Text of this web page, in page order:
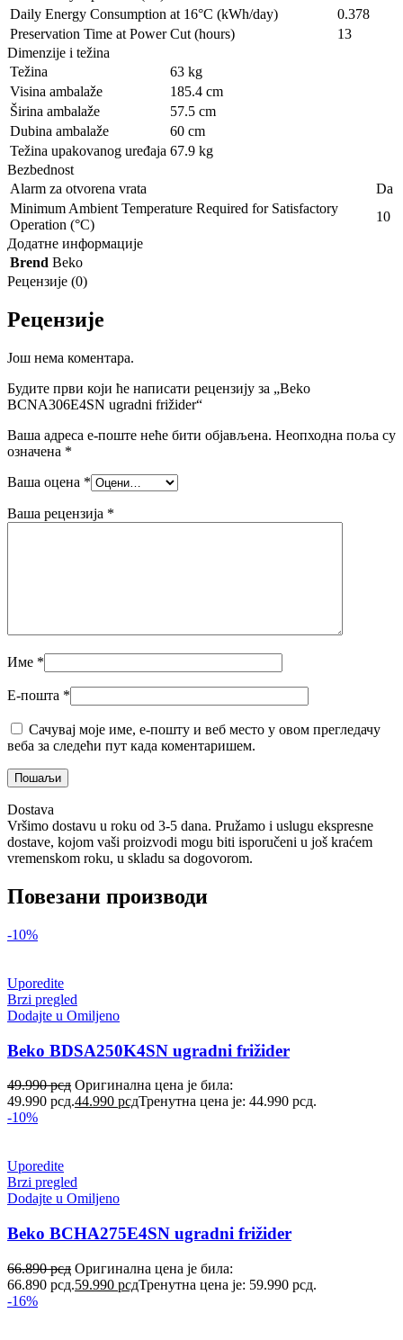
Daily Energy Consumption at 16°C (kWh/day)
0.378
Preservation Time at Power Cut (hours)
13
Dimenzije i težina
Težina
63 kg
Visina ambalaže
185.4 cm
Širina ambalaže
57.5 cm
Dubina ambalaže
60 cm
Težina upakovanog uređaja 67.9 kg
Bezbednost
Alarm za otvorena vrata
Da
Minimum Ambient Temperature Required for Satisfactory
Operation (°C)
10
Додатне информације
Brend Beko
Рецензије (0)
Рецензије
Још нема коментара.
Будите први који ће написати рецензију за „Beko
BCNA306E4SN ugradni frižider“
Ваша адреса е-поште неће бити објављена. Неопходна поља су
означена *
Ваша оцена *
Ваша рецензија *
Име *
Е-пошта *
Сачувај моје име, е-пошту и веб место у овом прегледачу
веба за следећи пут када коментаришем.
Dostava
Vršimo dostavu u roku od 3-5 dana. Pružamo i uslugu ekspresne
dostave, kojom vaši proizvodi mogu biti isporučeni u još kraćem
vremenskom roku, u skladu sa dogovorom.
Повезани производи
-10%
Uporedite
Brzi pregled
Dodajte u Omiljeno
Beko BDSA250K4SN ugradni frižider
49.990рсд Оригинална цена је била:
49.990 рсд.44.990 рсдТренутна цена је: 44.990 рсд.
-10%
Uporedite
Brzi pregled
Dodajte u Omiljeno
Beko BCHA275E4SN ugradni frižider
66.890рсд Оригинална цена је била:
66.890 рсд.59.990 рсдТренутна цена је: 59.990 рсд.
-16%